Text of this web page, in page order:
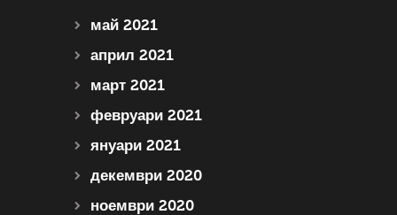
май 2021
април 2021
март 2021
февруари 2021
януари 2021
декември 2020
ноември 2020